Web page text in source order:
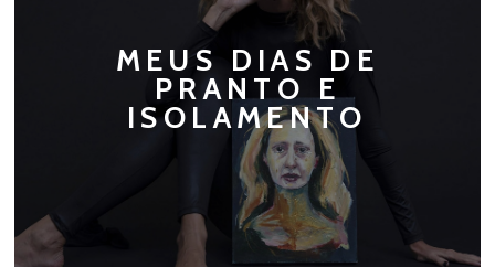
MEUS DIAS DE
PRANTO E
ISOLAMENTO